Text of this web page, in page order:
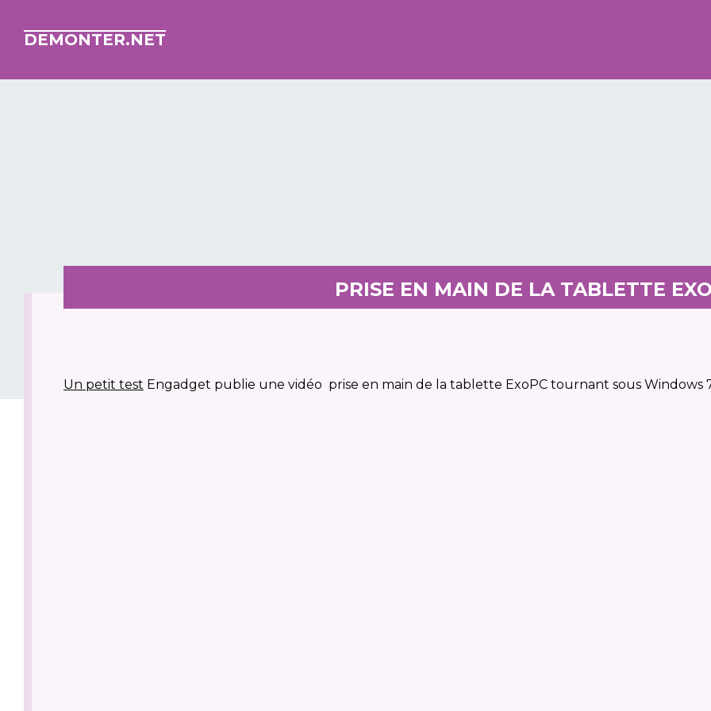
DEMONTER.NET
PRISE EN MAIN DE LA TABLETTE
Un petit test Engadget publie une vidéo prise en main de la tablette ExoPC tournant sous Windows